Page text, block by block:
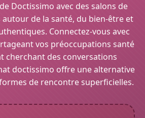
Doctissimo avec des salons de
de la santé, du bien-être et
Connectez-vous avec
vos préoccupations santé
cherchant des conversations
doctissimo offre une alternative
de rencontre superficielles.